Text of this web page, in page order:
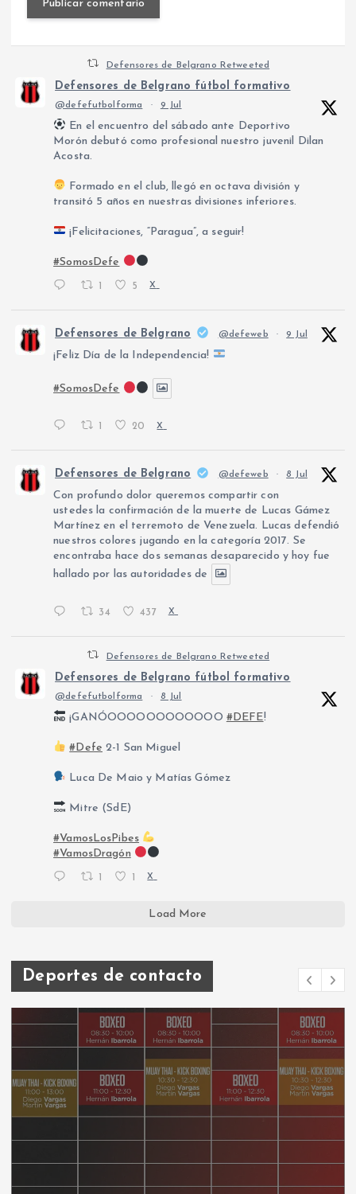
Defensores de Belgrano Retweeted
Defensores de Belgrano fútbol formativo
@defefutbolforma · 9 Jul
En el encuentro del sábado ante Deportivo
Morón debutó como profesional nuestro juvenil Dilan
Acosta.
Formado en el club, llegó en octava división y
transitó 5 años en nuestras divisiones inferiores.
¡Felicitaciones, “Paragua”, a seguir!
#SomosDefe
1 5 X
Defensores de Belgrano @defeweb · 9 Jul
¡Feliz Día de la Independencia!
#SomosDefe
20 X
Defensores de Belgrano @defeweb · 8 Jul
Con profundo dolor queremos compartir con
ustedes la confirmación de la muerte de Lucas Gámez
Martínez en el terremoto de Venezuela. Lucas defendió
nuestros colores jugando en la categoría 2017. Se
encontraba hace dos semanas desaparecido y hoy fue
hallado por las autoridades de
34 437 X
Defensores de Belgrano Retweeted
Defensores de Belgrano fútbol formativo
@defefutbolforma · 8 Jul
¡GANÓOOOOOOOOOOOO #DEFE!
#Defe 2-1 San Miguel
Luca De Maio y Matías Gómez
Mitre (SdE)
#VamosLosPibes
#VamosDragón
1 1 X
Load More
Deportes de contacto